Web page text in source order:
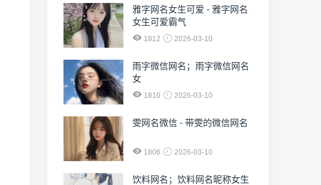
雅字网名女生可爱 - 雅字网名
女生可爱霸气
1812 2026-03-10
雨字微信网名；雨字微信网名
女
1810 2026-03-10
雯网名微信 - 带雯的微信网名
1806 2026-03-10
饮料网名；饮料网名昵称女生